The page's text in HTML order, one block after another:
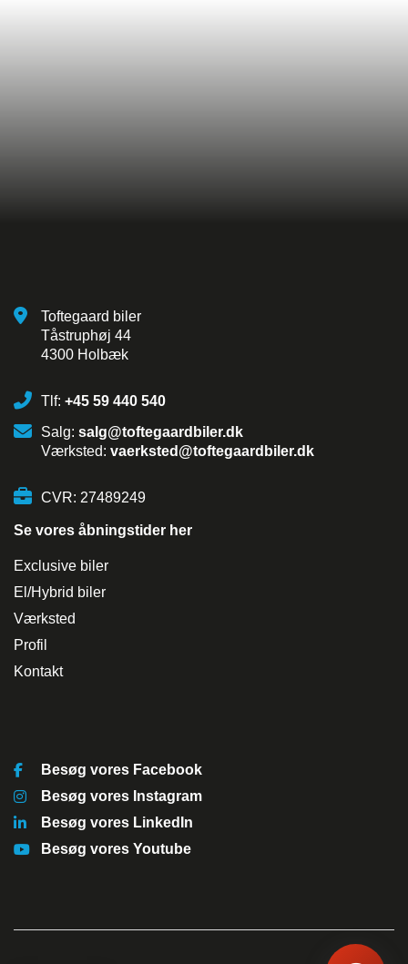
Toftegaard biler
Tåstruphøj 44
4300 Holbæk
Tlf: +45 59 440 540
Salg: salg@toftegaardbiler.dk
Værksted: vaerksted@toftegaardbiler.dk
CVR: 27489249
Se vores åbningstider her
Exclusive biler
El/Hybrid biler
Værksted
Profil
Kontakt
Besøg vores Facebook
Besøg vores Instagram
Besøg vores LinkedIn
Besøg vores Youtube
Hvordan kan vi hjælpe?
Sociale medier
Bilmærker